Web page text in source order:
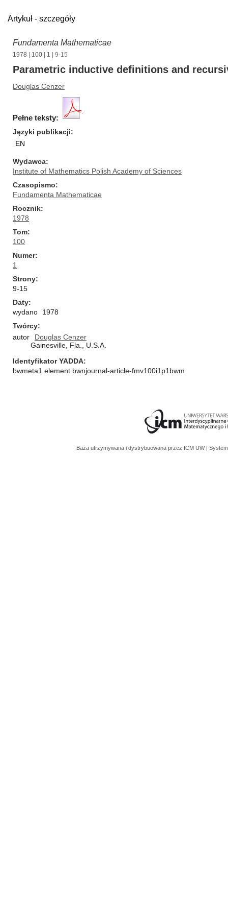
Artykuł - szczegóły
Fundamenta Mathematicae
1978 100 1 | 9-15
Parametric inductive definitions and
Douglas Cenzer
Pełne teksty:
Języki publikacji
EN
Wydawca
Institute of Mathematics Polish Academy of Sciences
Czasopismo
Fundamenta Mathematicae
Rocznik
1978
Tom
100
Numer
1
Strony
9-15
Daty
wydano
1978
Twórcy
autor
Douglas Cenzer
Gainesville, Fla., U.S.A.
Identyfikator YADDA
bwmeta1.element.bwnjournal-article-fmv100i1p1bwm
Baza utrzymywana i dystrybuowana przez ICM UW |